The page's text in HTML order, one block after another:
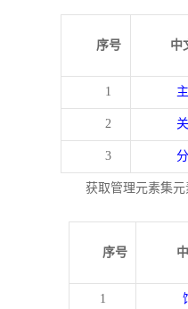
序号 中
1
2
3
获取管理元素集
序号
1